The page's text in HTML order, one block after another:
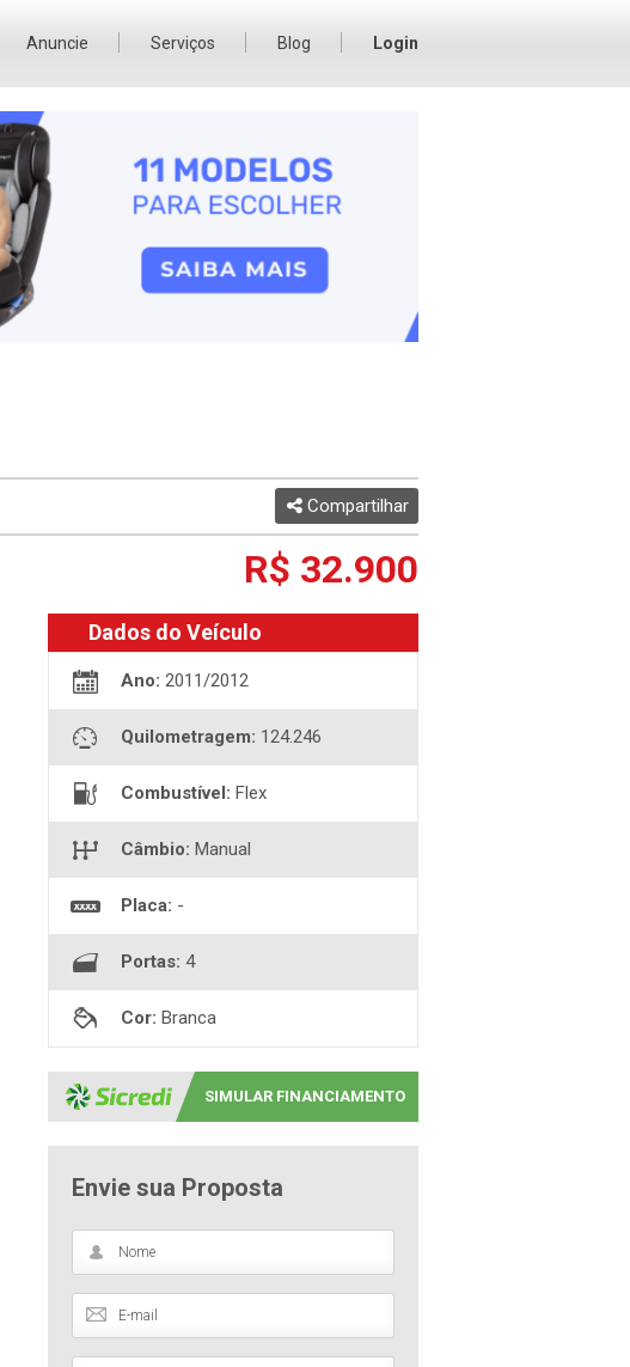
Anuncie Serviços Blog Login
Dados do Veículo
Ano: 2011/2012
Quilometragem: 124.246
Combustível: Flex
Câmbio: Manual
Placa: -
Portas: 4
Cor: Branca
R$ 32.900
Compartilhar
SIMULAR FINANCIAMENTO
Envie sua Proposta